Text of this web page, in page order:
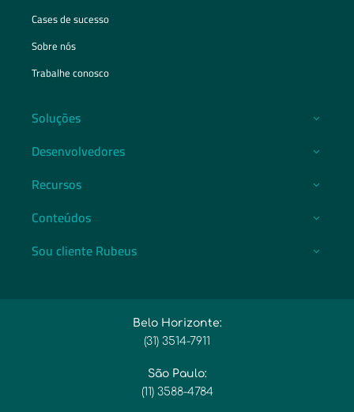
Cases de sucesso
Sobre nós
Trabalhe conosco
Soluções
Desenvolvedores
Recursos
Conteúdos
Sou cliente Rubeus
Belo Horizonte:
(31) 3514-7911​
São Paulo:
(11) 3588-4784​